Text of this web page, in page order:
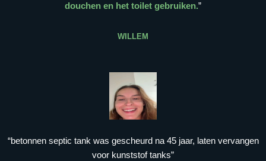
douchen en het toilet gebruiken.”
WILLEM
“betonnen septic tank was gescheurd na 45 jaar, laten vervangen
voor kunststof tanks”